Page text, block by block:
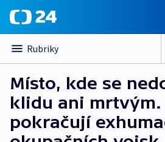
Rubriky
Místo, kde se
klidu ani mrtvým.
pokračují